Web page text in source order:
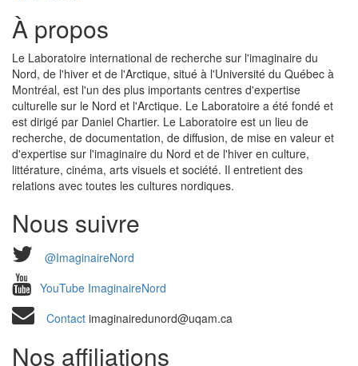
À propos
Le Laboratoire international de recherche sur l'imaginaire du
Nord, de l'hiver et de l'Arctique, situé à l'Université du Québec à
Montréal, est l'un des plus importants centres d'expertise
culturelle sur le Nord et l'Arctique. Le Laboratoire a été fondé et
est dirigé par Daniel Chartier. Le Laboratoire est un lieu de
recherche, de documentation, de diffusion, de mise en valeur et
d'expertise sur l'imaginaire du Nord et de l'hiver en culture,
littérature, cinéma, arts visuels et société. Il entretient des
relations avec toutes les cultures nordiques.
Nous suivre
@ImaginaireNord
YouTube ImaginaireNord
Contact imaginairedunord@uqam.ca
Nos affiliations